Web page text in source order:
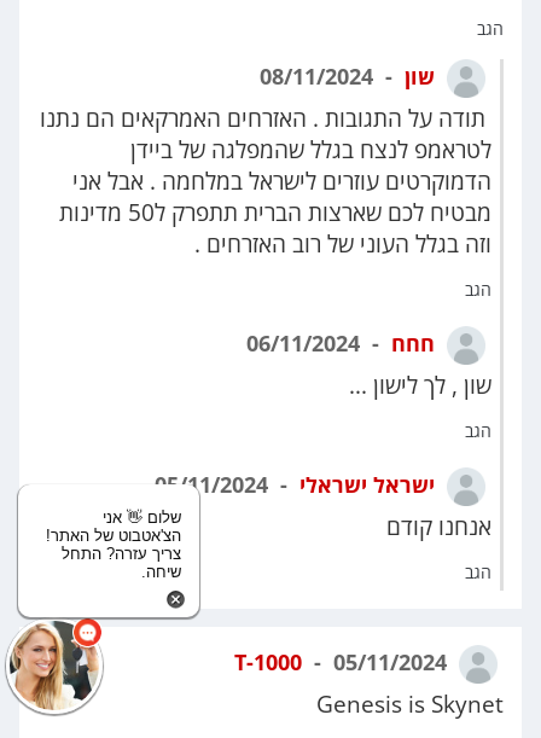
הגב
שון
תודה על התגובות . האזרחים האמרקאים הם נתנו
לטראמפ לנצח בגלל שהמפלגה של ביידן
הדמוקרטים עוזרים לישראל במלחמה . אבל אני
מבטיח לכם שארצות הברית תתפרק ל50 מדינות
וזה בגלל העוני של רוב האזרחים .
הגב
חחח
שון , לך לישון ...
הגב
ישראל ישראלי
אנחנו קודם
הגב
T-1000 05/11/2024
Genesis is Skynet
שלום 👋 אני
הצ'אטבוט של האתר!
צריך עזרה? התחל
שיחה.